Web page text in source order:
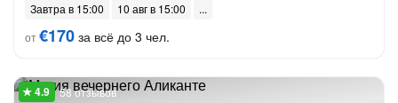
Завтра в 15:00
10 авг в 15:00
от€170 за всё до 3 чел.
58 отзывов